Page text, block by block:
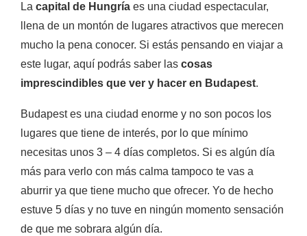
La capital de Hungría es una ciudad espectacular,
llena de un montón de lugares atractivos que merecen
mucho la pena conocer. Si estás pensando en viajar a
este lugar, aquí podrás saber las cosas
imprescindibles que ver y hacer en Budapest.
Budapest es una ciudad enorme y no son pocos los
lugares que tiene de interés, por lo que mínimo
necesitas unos 3 – 4 días completos. Si es algún día
más para verlo con más calma tampoco te vas a
aburrir ya que tiene mucho que ofrecer. Yo de hecho
estuve 5 días y no tuve en ningún momento sensación
de que me sobrara algún día.